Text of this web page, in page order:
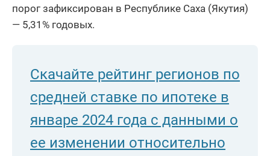
порог зафиксирован в Республике Саха (Якутия)
— 5,31% годовых.
Скачайте рейтинг регионов по
средней ставке по ипотеке в
январе 2024 года с данными о
ее изменении относительно